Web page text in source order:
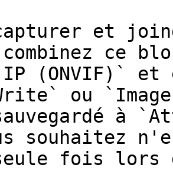
et
ce
IP (ONVIF)`
ou
à
souhaitez
fois lors